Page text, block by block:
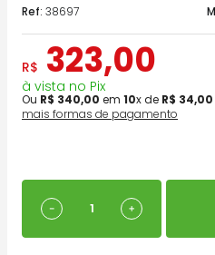
: 38697
R$ 323,00
à vista no Pix
Ou R$ 340,00 em 10x de R$ 34,00
mais formas de pagamento
＋
－